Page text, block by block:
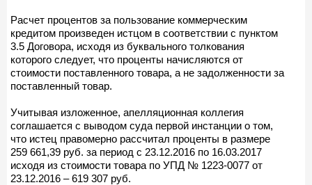
Расчет процентов за пользование коммерческим
кредитом произведен истцом в соответствии с пунктом
3.5 Договора, исходя из буквального толкования
которого следует, что проценты начисляются от
стоимости поставленного товара, а не задолженности за
поставленный товар.
Учитывая изложенное, апелляционная коллегия
соглашается с выводом суда первой инстанции о том,
что истец правомерно рассчитал проценты в размере
259 661,39 руб. за период с 23.12.2016 по 16.03.2017
исходя из стоимости товара по УПД № 1223-0077 от
23.12.2016 – 619 307 руб.